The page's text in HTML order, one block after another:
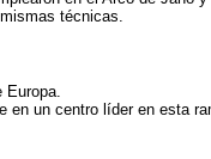
técnicas.
Europa.
un centro líder en esta